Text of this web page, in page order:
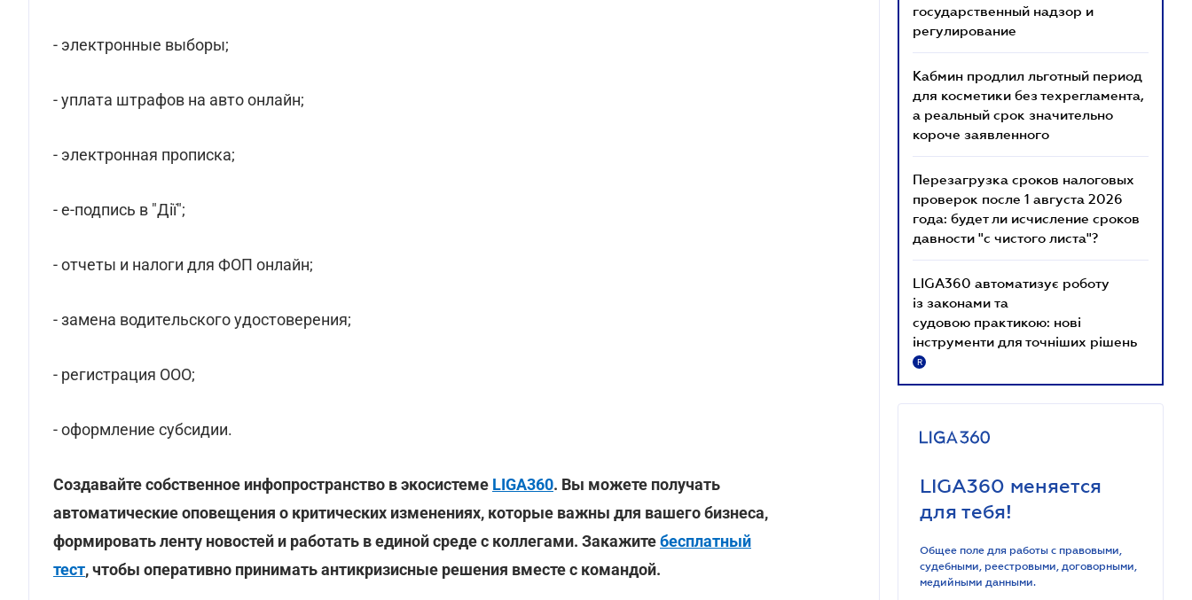
- электронные выборы;
- уплата штрафов на авто онлайн;
- электронная прописка;
- е-подпись в "Дії";
- отчеты и налоги для ФОП онлайн;
- замена водительского удостоверения;
- регистрация ООО;
- оформление субсидии.
Создавайте собственное инфопространство в экосистеме LIGA360. Вы можете получать
автоматические оповещения о критических изменениях, которые важны для вашего бизнеса,
формировать ленту новостей и работать в единой среде с коллегами. Закажитебесплатный
тест, чтобы оперативно принимать антикризисные решения вместе с командой.
государственный надзор и
регулирование
Кабмин продлил льготный период
для косметики без техрегламента,
а реальный срок значительно
короче заявленного
Перезагрузка сроков налоговых
проверок после 1 августа 2026
года: будет ли исчисление сроков
давности "с чистого листа"?
LIGA360 автоматизує роботу
із законами та
судовою практикою: нові
інструменти для точніших рішень
R
LIGA360 меняется
для тебя!
Общее поле для работы с правовыми,
судебными, реестровыми, договорными,
медийными данными.